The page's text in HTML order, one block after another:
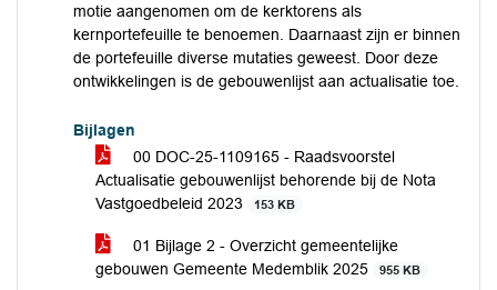
motie aangenomen om de kerktorens als
kernportefeuille te benoemen. Daarnaast zijn er binnen
de portefeuille diverse mutaties geweest. Door deze
ontwikkelingen is de gebouwenlijst aan actualisatie toe.
Bijlagen
00 DOC-25-1109165 - Raadsvoorstel
Actualisatie gebouwenlijst behorende bij de Nota
Vastgoedbeleid 2023
153 KB
01 Bijlage 2 - Overzicht gemeentelijke
gebouwen Gemeente Medemblik 2025
955 KB